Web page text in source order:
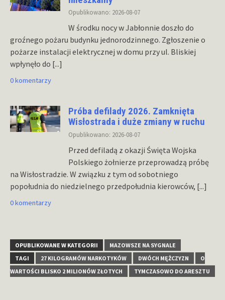
Opublikowano: 2026-08-07
W środku nocy w Jabłonnie doszło do
groźnego pożaru budynku jednorodzinnego. Zgłoszenie o
pożarze instalacji elektrycznej w domu przy ul. Bliskiej
wpłynęło do [...]
0 komentarzy
Próba defilady 2026. Zamknięta
Wisłostrada i duże zmiany w ruchu
Opublikowano: 2026-08-07
Przed defiladą z okazji Święta Wojska
Polskiego żołnierze przeprowadzą próbę
na Wisłostradzie. W związku z tym od sobotniego
popołudnia do niedzielnego przedpołudnia kierowców, [...]
0 komentarzy
OPUBLIKOWANE W KATEGORII
MAZOWSZE NA SYGNALE
TAGI
27 KILOGRAMÓW NARKOTYKÓW DWÓCH MĘŻCZYZN
O
WARTOŚCI BLISKO 2 MILIONÓW ZŁOTYCH
TYMCZASOWO DO ARESZTU